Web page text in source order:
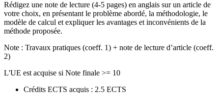
Rédigez une note de lecture (4-5 pages) en anglais sur un article de
votre choix, en présentant le problème abordé, la méthodologie, le
modèle de calcul et expliquer les avantages et inconvénients de la
méthode proposée.
Note : Travaux pratiques (coeff. 1) + note de lecture d’article (coeff.
2)
L'UE est acquise si Note finale >= 10
Crédits ECTS acquis : 2.5 ECTS